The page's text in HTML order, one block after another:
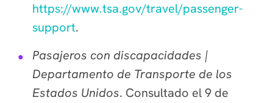
https://www.tsa.gov/travel/passenger-
support.
Pasajeros con discapacidades |
Departamento de Transporte de los
Estados Unidos. Consultado el 9 de